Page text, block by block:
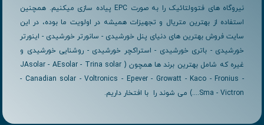
نیروگاه های فتوولتائیک را به صورت EPC پیاده سازی میکنیم. همچنین
استفاده از بهترین متریال و تجهیزات همیشه در اولویت ما بوده، در این
سایت فروش بهترین های دنیای پنل خورشیدی - سانورتر خورشیدی - اینورتر
خورشیدی - باتری خورشیدی - استراکچر خورشیدی - روشنایی خورشیدی و
غیره که شامل بهترین برند ها همچون ( JAsolar - AEsolar - Trina solar
- Canadian solar - Voltronics - Epever - Growatt - Kaco - Fronius -
Sma - Victron....) می شوند را با افتخار داریم.